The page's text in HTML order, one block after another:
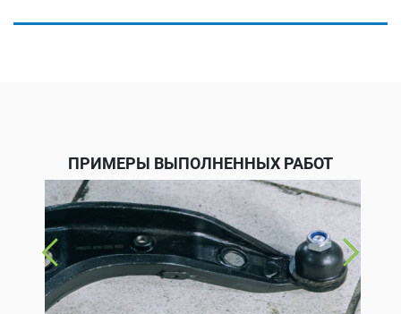
ПРИМЕРЫ ВЫПОЛНЕННЫХ РАБОТ